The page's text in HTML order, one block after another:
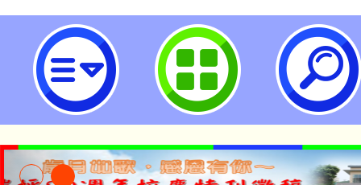
neilrpjhstyc網站設計者：徐嘉